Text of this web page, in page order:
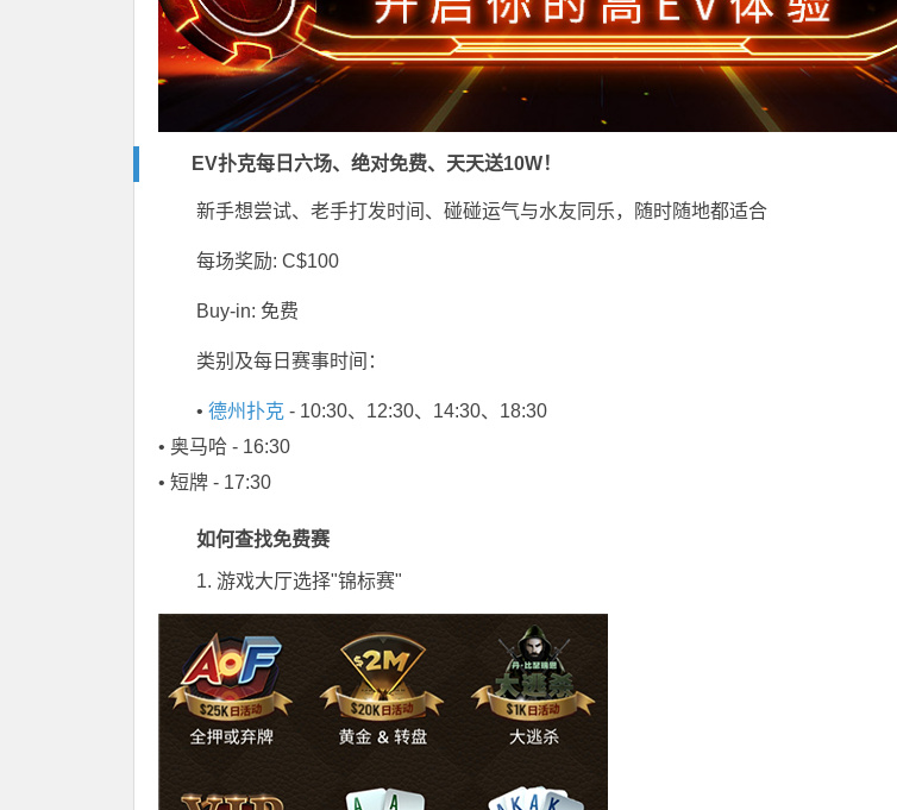
EV扑克每日六场、绝对免费、天天送10W！
新手想尝试、老手打发时间、碰碰运气与水友同乐，随时随地都适合
每场奖励: C$100
Buy-in: 免费
类别及每日赛事时间：
• 德州扑克 - 10:30、12:30、14:30、18:30
• 奥马哈 - 16:30
• 短牌 - 17:30
如何查找免费赛
1. 游戏大厅选择"锦标赛"